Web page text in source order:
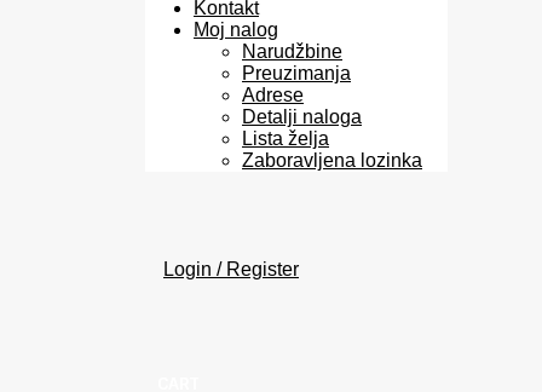
Kontakt
Moj nalog
Narudžbine
Preuzimanja
Adrese
Detalji naloga
Lista želja
Zaboravljena lozinka
Login / Register